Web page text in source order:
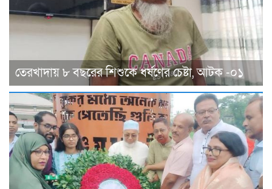
তেরখাদায় ৮ বছরের শিশুকে ধর্ষণের চেষ্টা, আটক -০১